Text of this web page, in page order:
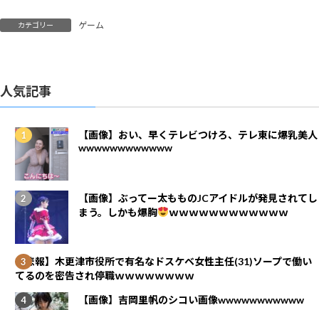
カテゴリー ゲーム
人気記事
【画像】おい、早くテレビつけろ、テレ東に爆乳美人
wwwwwwwwwwww
【画像】ぶってー太もものJCアイドルが発見されてし
まう。しかも爆胸
ｗｗｗｗｗｗｗｗｗｗｗｗ
【悲報】木更津市役所で有名なドスケベ女性主任(31)ソープで働い
てるのを密告され停職ｗｗｗｗｗｗｗｗ
【画像】吉岡里帆のシコい画像wwwwwwwwwww